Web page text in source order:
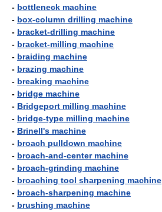
- bottleneck machine
- box-column drilling machine
- bracket-drilling machine
- bracket-milling machine
- braiding machine
- brazing machine
- breaking machine
- bridge machine
- Bridgeport milling machine
- bridge-type milling machine
- Brinell's machine
- broach pulldown machine
- broach-and-center machine
- broach-grinding machine
- broaching tool sharpening machine
- broach-sharpening machine
- brushing machine